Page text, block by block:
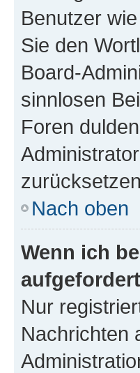
Benutzer
Sie den
Board-
sinnlosen
Foren
Nach oben
Wenn ich
Nur
Nachrichten